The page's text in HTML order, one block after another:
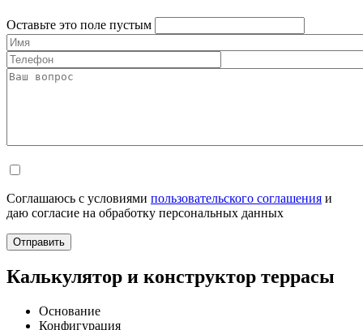
Оставьте это поле пустым
Соглашаюсь с условиями пользовательского соглашения и
даю согласие на обработку персональных данных
Отправить
Калькулятор и конструктор террасы
Основание
Конфигурация